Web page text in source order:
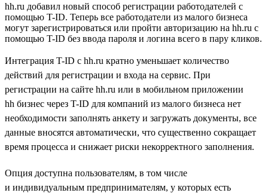
hh.ru добавил новый способ регистрации работодателей с
помощью T-ID. Теперь все работодатели из малого бизнеса
могут зарегистрироваться или пройти авторизацию на hh.ru с
помощью T-ID без ввода пароля и логина всего в пару кликов.
Интеграция T-ID с hh.ru кратно уменьшает количество
действий для регистрации и входа на сервис. При
регистрации на сайте hh.ru или в мобильном приложении
hh бизнес через T-ID для компаний из малого бизнеса нет
необходимости заполнять анкету и загружать документы, все
данные вносятся автоматически, что существенно сокращает
время процесса и снижает риски некорректного заполнения.
Опция доступна пользователям, в том числе
и индивидуальным предпринимателям, у которых есть